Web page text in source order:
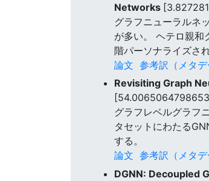
Networks
グラフニューラルネ
が多い。 ヘテロ親和
階パーソナライズさ
論文 参考訳（メタデ
Revisiting Graph
グラフレベルグラフ
タセットにわたる
する。
論文 参考訳（メタデ
DGNN: Decoupled